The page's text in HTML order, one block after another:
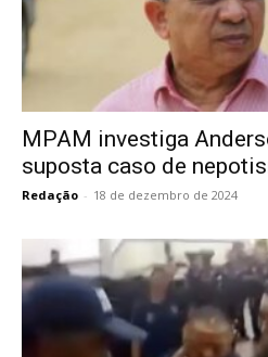
MPAM investiga
suposta caso de
Redação - 18 de dezembro de 2024